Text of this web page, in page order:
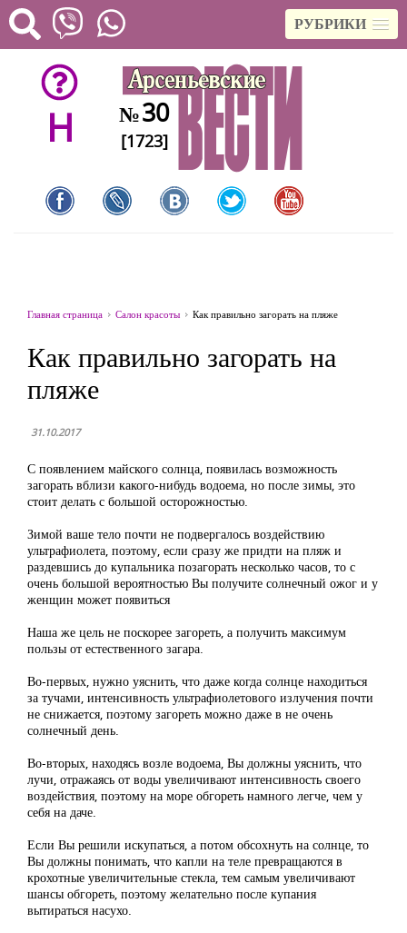
РУБРИКИ
H №30
[1723]
Главная страница Салон красоты Как правильно загорать на пляже
Как правильно загорать на
пляже
31.10.2017
С появлением майского солнца, появилась возможность
загорать вблизи какого-нибудь водоема, но после зимы, это
стоит делать с большой осторожностью.
Зимой ваше тело почти не подвергалось воздействию
ультрафиолета, поэтому, если сразу же придти на пляж и
раздевшись до купальника позагорать несколько часов, то с
очень большой вероятностью Вы получите солнечный ожог и у
женщин может появиться
Наша же цель не поскорее загореть, а получить максимум
пользы от естественного загара.
Во-первых, нужно уяснить, что даже когда солнце находиться
за тучами, интенсивность ультрафиолетового излучения почти
не снижается, поэтому загореть можно даже в не очень
солнечный день.
Во-вторых, находясь возле водоема, Вы должны уяснить, что
лучи, отражаясь от воды увеличивают интенсивность своего
воздействия, поэтому на море обгореть намного легче, чем у
себя на даче.
Если Вы решили искупаться, а потом обсохнуть на солнце, то
Вы должны понимать, что капли на теле превращаются в
крохотные увеличительные стекла, тем самым увеличивают
шансы обгореть, поэтому желательно после купания
вытираться насухо.